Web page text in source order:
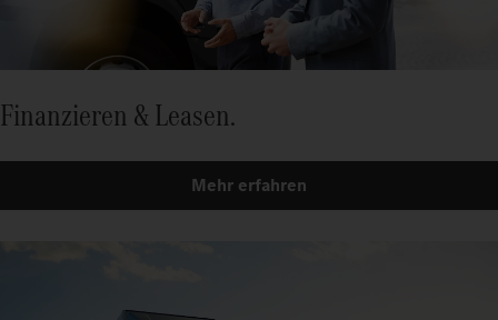
Finanzieren & Leasen.
Mehr erfahren